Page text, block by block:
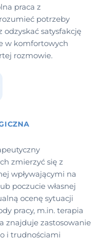
praca z
potrzeby
satysfakcję
w komfortowych
rozmowie.
zmierzyć się z
wpływającymi na
poczucie własnej
ocenę sytuacji
pracy, m.in. terapia
znajduje zastosowanie
i trudnościami